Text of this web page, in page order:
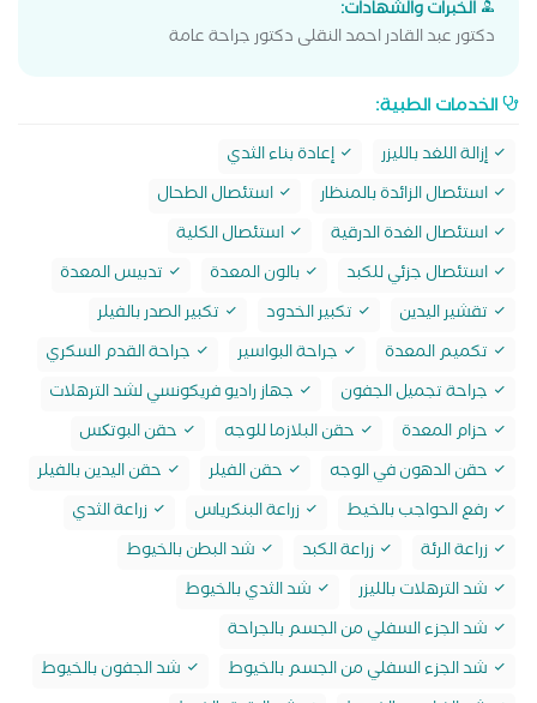
الخبرات والشهادات:
دكتور عبد القادر احمد النقلى دكتور جراحة عامة
الخدمات الطبية:
إزالة اللغد بالليزر
إعادة بناء الثدي
استئصال الزائدة بالمنظار
استئصال الطحال
استئصال الغدة الدرقية
استئصال الكلية
استئصال جزئي للكبد
بالون المعدة
تدبيس المعدة
تقشير اليدين
تكبير الخدود
تكبير الصدر بالفيلر
تكميم المعدة
جراحة البواسير
جراحة القدم السكري
جراحة تجميل الجفون
جهاز راديو فريكونسي لشد الترهلات
حزام المعدة
حقن البلازما للوجه
حقن البوتکس
حقن الدهون في الوجه
حقن الفيلر
حقن اليدين بالفيلر
رفع الحواجب بالخيط
زراعة البنكرياس
زراعة الثدي
زراعة الرئة
زراعة الكبد
شد البطن بالخيوط
شد الترهلات بالليزر
شد الثدي بالخيوط
شد الجزء السفلي من الجسم بالجراحة
شد الجزء السفلي من الجسم بالخيوط
شد الجفون بالخيوط